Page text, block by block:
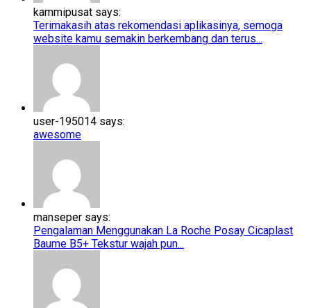
kammipusat says:
Terimakasih atas rekomendasi aplikasinya, semoga
website kamu semakin berkembang dan terus...
user-195014 says:
awesome
manseper says:
Pengalaman Menggunakan La Roche Posay Cicaplast
Baume B5+​​ Tekstur wajah pun...